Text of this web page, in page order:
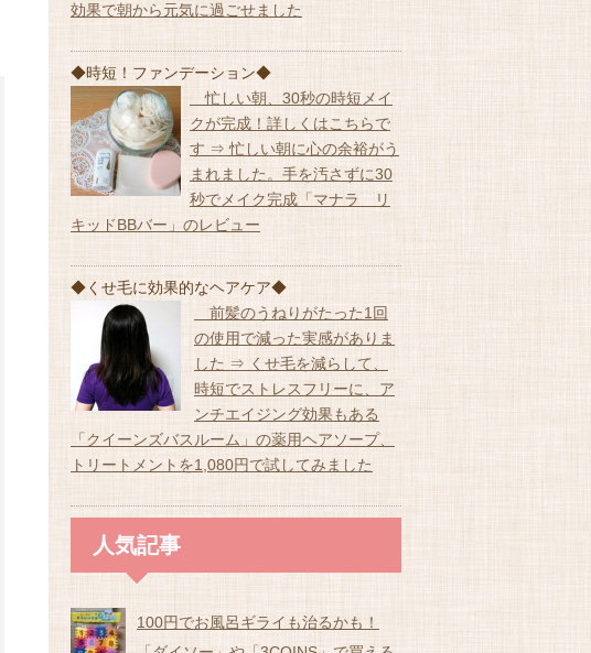
効果で朝から元気に過ごせました
◆時短！ファンデーション◆
忙しい朝、30秒の時短メイ
クが完成！詳しくはこちらで
す ⇒ 忙しい朝に心の余裕がう
まれました。手を汚さずに30
秒でメイク完成「マナラ リ
キッドBBバー」のレビュー
◆くせ毛に効果的なヘアケア◆
前髪のうねりがたった1回
の使用で減った実感がありま
した ⇒ くせ毛を減らして、
時短でストレスフリーに、ア
ンチエイジング効果もある
「クイーンズバスルーム」の薬用ヘアソープ、
トリートメントを1,080円で試してみました
人気記事
100円でお風呂ギライも治るかも！